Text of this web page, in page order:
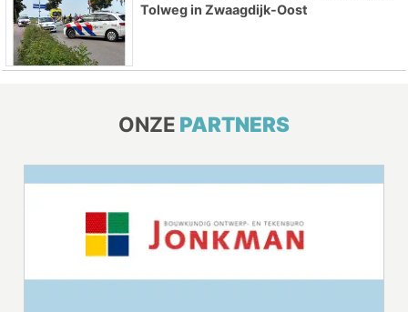
Tolweg in Zwaagdijk-Oost
ONZE PARTNERS